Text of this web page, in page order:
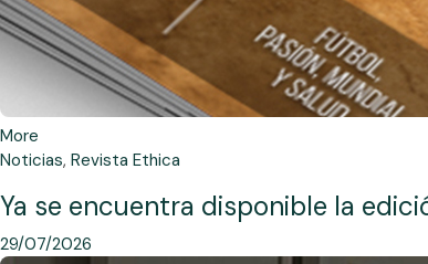
More
Noticias, Revista Ethica
Ya se encuentra disponible la
29/07/2026